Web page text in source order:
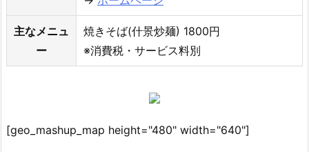
主なメニュ
ー
焼きそば(什景炒麺) 1800円
※消費税・サービス料別
[geo_mashup_map height="480" width="640"]